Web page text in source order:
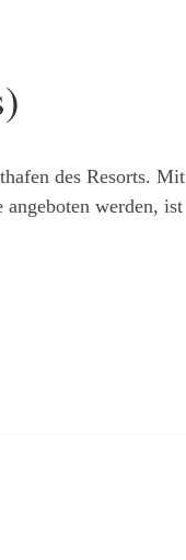
des Resorts. Mit
werden, ist